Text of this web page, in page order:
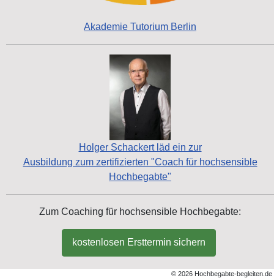
Akademie Tutorium Berlin
Holger Schackert läd ein zur
Ausbildung zum zertifizierten "Coach für hochsensible
Hochbegabte"
Zum Coaching für hochsensible Hochbegabte:
kostenlosen Ersttermin sichern
© 2026 Hochbegabte-begleiten.de